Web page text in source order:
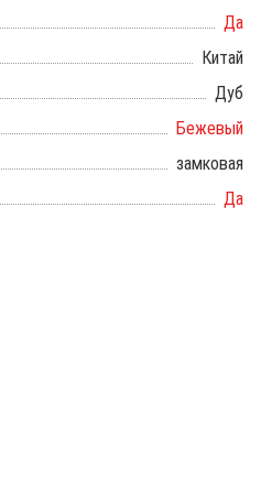
Да
Китай
Дуб
Бежевый
замковая
Да